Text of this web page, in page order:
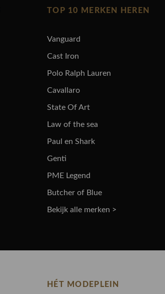
TOP 10 MERKEN HEREN
Vanguard
Cast Iron
Polo Ralph Lauren
Cavallaro
State Of Art
Law of the sea
Paul en Shark
Genti
PME Legend
Butcher of Blue
Bekijk alle merken >
HÉT MODEPLEIN